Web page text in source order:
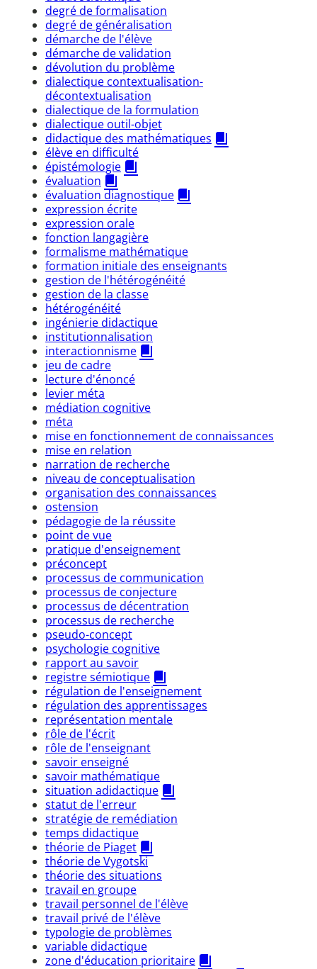
degré de formalisation
degré de généralisation
démarche de l'élève
démarche de validation
dévolution du problème
dialectique contextualisation-
décontextualisation
dialectique de la formulation
dialectique outil-objet
didactique des mathématiques
élève en difficulté
épistémologie
évaluation
évaluation diagnostique
expression écrite
expression orale
fonction langagière
formalisme mathématique
formation initiale des enseignants
gestion de l'hétérogénéité
gestion de la classe
hétérogénéité
ingénierie didactique
institutionnalisation
interactionnisme
jeu de cadre
lecture d'énoncé
levier méta
médiation cognitive
méta
mise en fonctionnement de connaissances
mise en relation
narration de recherche
niveau de conceptualisation
organisation des connaissances
ostension
pédagogie de la réussite
point de vue
pratique d'enseignement
préconcept
processus de communication
processus de conjecture
processus de décentration
processus de recherche
pseudo-concept
psychologie cognitive
rapport au savoir
registre sémiotique
régulation de l'enseignement
régulation des apprentissages
représentation mentale
rôle de l'écrit
rôle de l'enseignant
savoir enseigné
savoir mathématique
situation adidactique
statut de l'erreur
stratégie de remédiation
temps didactique
théorie de Piaget
théorie de Vygotski
théorie des situations
travail en groupe
travail personnel de l'élève
travail privé de l'élève
typologie de problèmes
variable didactique
zone d'éducation prioritaire